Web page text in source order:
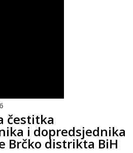
čestitka
i dopredsjednika
Brčko distrikta BiH